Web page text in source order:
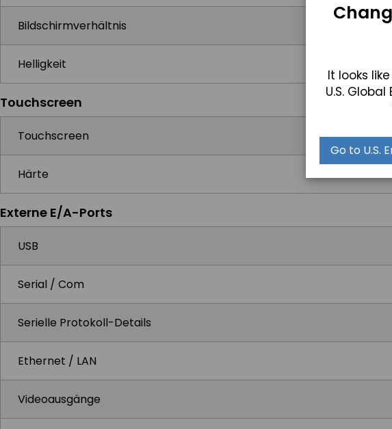
Bildschirmverhältnis
Helligkeit
Touchscreen
Touchscreen
Härte
Externe E/A-Ports
USB
Serial / Com
Serielle Protokoll-Details
Ethernet / LAN
Videoausgänge
It looks
U.S.
Go to U.S.